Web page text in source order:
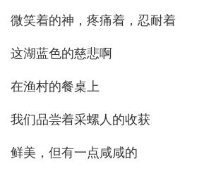
微笑着的神，疼痛着，忍耐着
这湖蓝色的慈悲啊
在渔村的餐桌上
我们品尝着采螺人的收获
鲜美，但有一点咸咸的